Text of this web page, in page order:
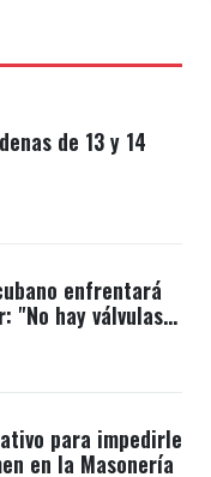
de 13 y 14
enfrentará
"No hay válvulas
para impedirle
en la Masonería